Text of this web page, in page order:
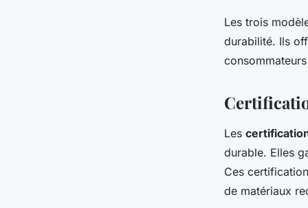
Les trois
durabilité. Ils
Les
durable. Elles
Ces
de matériaux